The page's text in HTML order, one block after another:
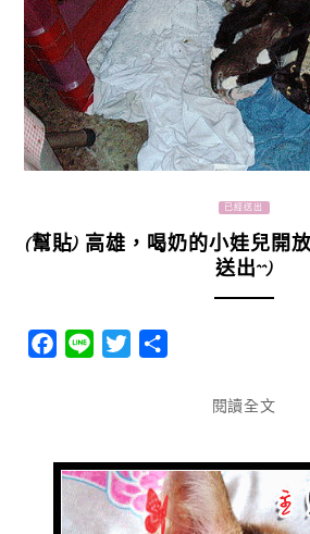
已經送出
(幫貼) 高雄，喝奶的小娃兒開
送出^^)
Facebook
Line Twitter
閱讀全文